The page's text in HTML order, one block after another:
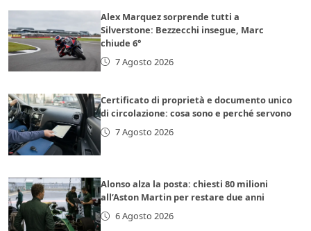
Alex Marquez sorprende tutti a
Silverstone: Bezzecchi insegue, Marc
chiude 6°
7 Agosto 2026
Certificato di proprietà e documento unico
di circolazione: cosa sono e perché servono
7 Agosto 2026
Alonso alza la posta: chiesti 80 milioni
all’Aston Martin per restare due anni
6 Agosto 2026